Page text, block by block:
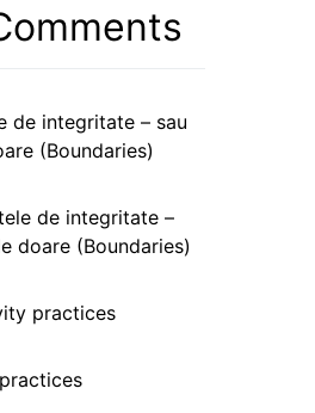
de integritate – sau
(Boundaries)
de integritate –
doare (Boundaries)
practices